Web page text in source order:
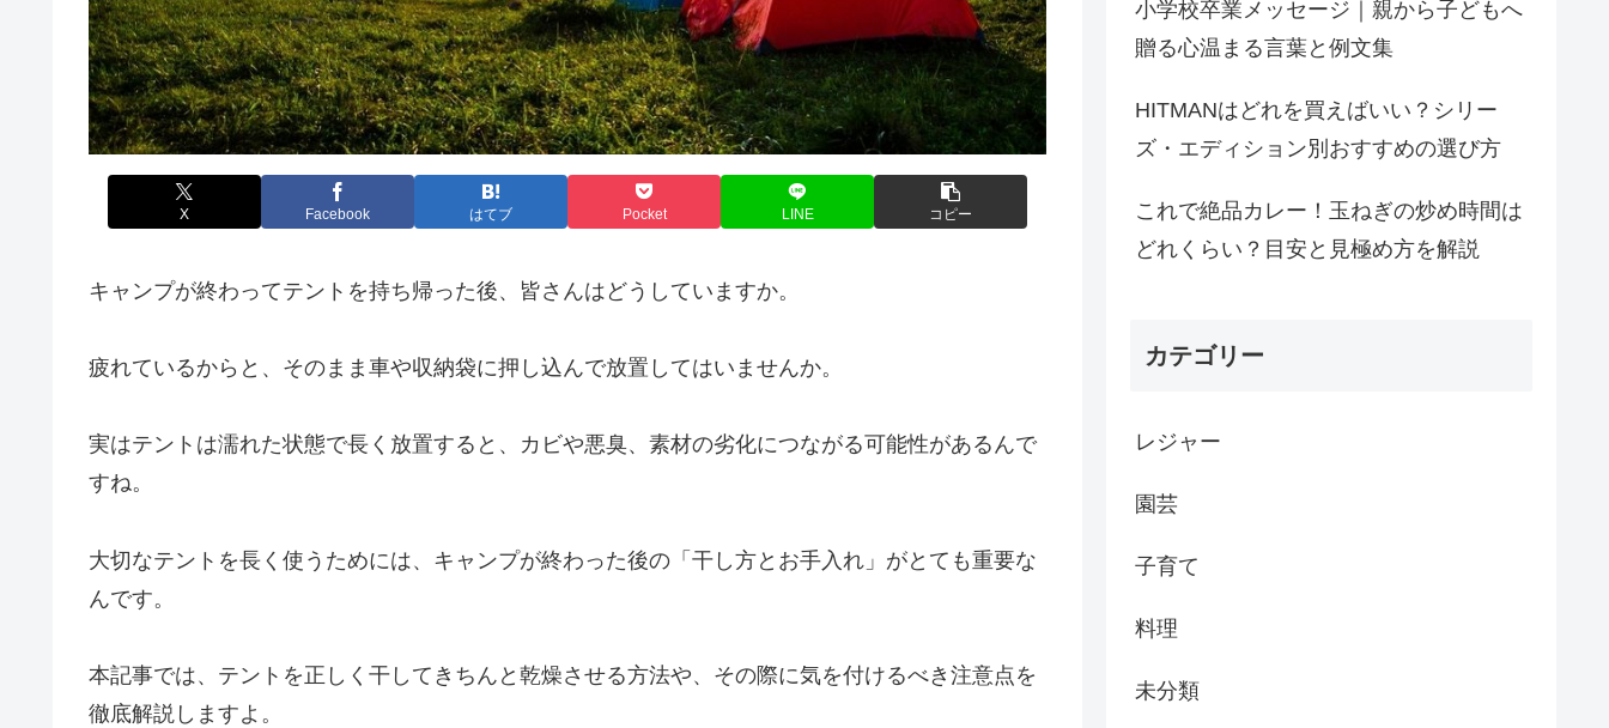
X Facebook はてブ Pocket LINE コピー
キャンプが終わってテントを持ち帰った後、皆さんはどうしていますか。
疲れているからと、そのまま車や収納袋に押し込んで放置してはいませんか。
実はテントは濡れた状態で長く放置すると、カビや悪臭、素材の劣化につながる可能性があるんで
すね。
大切なテントを長く使うためには、キャンプが終わった後の「干し方とお手入れ」がとても重要な
んです。
本記事では、テントを正しく干してきちんと乾燥させる方法や、その際に気を付けるべき注意点を
徹底解説しますよ。
小学校卒業メッセージ｜親から子どもへ
贈る心温まる言葉と例文集
HITMANはどれを買えばいい？シリー
ズ・エディション別おすすめの選び方
これで絶品カレー！玉ねぎの炒め時間は
どれくらい？目安と見極め方を解説
カテゴリー
レジャー
園芸
子育て
料理
未分類